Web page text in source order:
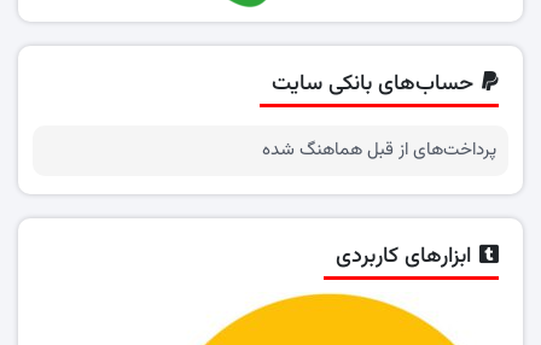
حساب‌های بانکی سایت
پرداخت‌های از قبل هماهنگ شده
ابزارهای کاربردی